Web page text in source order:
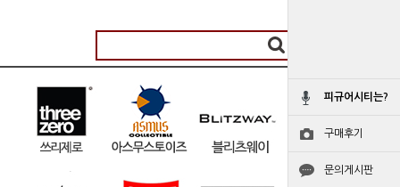
피규어시티는?
구매후기
문의게시판